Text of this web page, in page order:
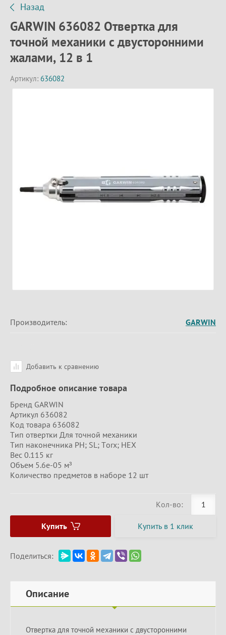
Назад
GARWIN 636082 Отвертка для
точной механики с двусторонними
жалами, 12 в 1
Артикул: 636082
Производитель: GARWIN
Добавить к сравнению
Подробное описание товара
Бренд GARWIN
Артикул 636082
Код товара 636082
Тип отвертки Для точной механики
Тип наконечника PH; SL; Torx; HEX
Вес 0.115 кг
Объем 5.6e-05 м³
Количество предметов в наборе 12 шт
Кол-во:
Купить Купить в 1 клик
Поделиться:
Описание
Отвертка для точной механики с двусторонними